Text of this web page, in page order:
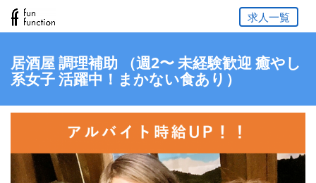
求人一覧
居酒屋 調理補助 （週2〜 未経験歓迎 癒やし
系女子 活躍中！まかない食あり）